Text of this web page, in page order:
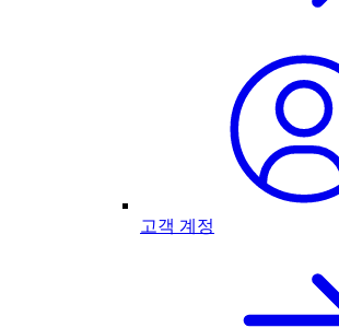
고객 계정